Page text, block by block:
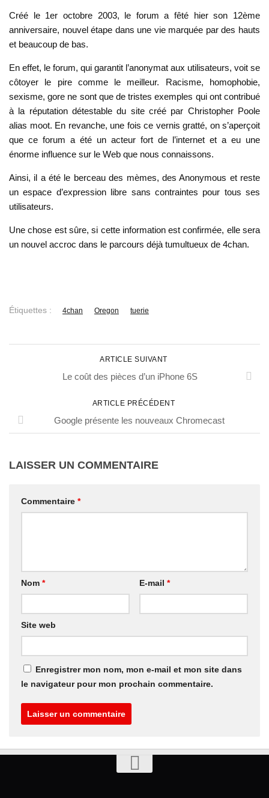
Créé le 1er octobre 2003, le forum a fêté hier son 12ème
anniversaire, nouvel étape dans une vie marquée par des hauts
et beaucoup de bas.
En effet, le forum, qui garantit l’anonymat aux utilisateurs, voit se
côtoyer le pire comme le meilleur. Racisme, homophobie,
sexisme, gore ne sont que de tristes exemples qui ont contribué
à la réputation détestable du site créé par Christopher Poole
alias moot. En revanche, une fois ce vernis gratté, on s’aperçoit
que ce forum a été un acteur fort de l’internet et a eu une
énorme influence sur le Web que nous connaissons.
Ainsi, il a été le berceau des mèmes, des Anonymous et reste
un espace d’expression libre sans contraintes pour tous ses
utilisateurs.
Une chose est sûre, si cette information est confirmée, elle sera
un nouvel accroc dans le parcours déjà tumultueux de 4chan.
Étiquettes : 4chan Oregon tuerie
ARTICLE SUIVANT
Le coût des pièces d’un iPhone 6S
ARTICLE PRÉCÉDENT
Google présente les nouveaux Chromecast
LAISSER UN COMMENTAIRE
Commentaire *
Nom * E-mail *
Site web
Enregistrer mon nom, mon e-mail et mon site dans
le navigateur pour mon prochain commentaire.